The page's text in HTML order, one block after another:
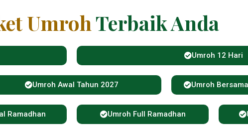
UmrohTerbaik Anda
Umroh 12 Hari
Umroh Awal Tahun 2027 Umroh
Ramadhan Umroh Full Ramadhan